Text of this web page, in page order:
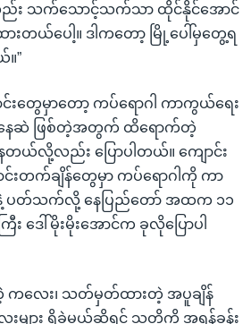
း သက်သောင့်သက်သာ ထိုင်နိုင်အောင်
းတယ်ပေါ့။ ဒါကတော့ မြို့ပေါ်မှတွေ့ရ
”
းတွေမှာတော့ ကပ်ရောဂါ ကာကွယ်ရေး
ေဆဲ ဖြစ်တဲ့အတွက် ထိရောက်တဲ့
ယ်လို့လည်း ပြောပါတယ်။ ကျောင်း
င်းတက်ချိန်တွေမှာ ကပ်ရောဂါကို ကာ
ပတ်သက်လို့ နေပြည်တော် အထက ၁၁
ဒေါ်မိုးမိုးအောင်က ခုလိုပြောပါ
တဲ့ ကလေး၊ သတ်မှတ်ထားတဲ့ အပူချိန်
များ ရှိခဲ့မယ်ဆိုရင် သူတို့ကို အရန်ခန်း